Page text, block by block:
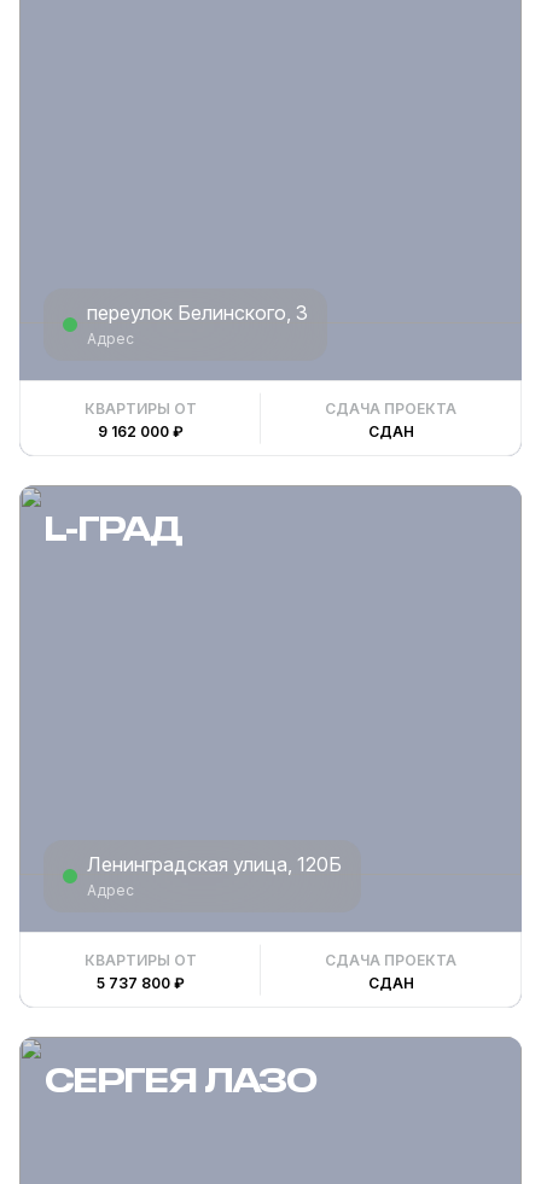
переулок Белинского, 3
Адрес
КВАРТИРЫ ОТ
9 162 000 ₽
СДАЧА ПРОЕКТА
СДАН
L-ГРАД
Ленинградская улица, 120Б
Адрес
КВАРТИРЫ ОТ
5 737 800 ₽
СДАЧА ПРОЕКТА
СДАН
СЕРГЕЯ ЛАЗО